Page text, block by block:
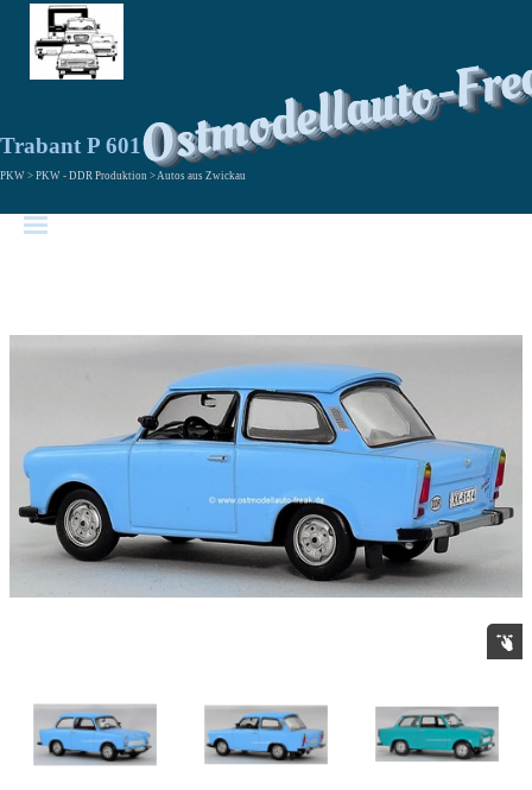
Ostmodellauto-
Trabant P 601
PKW > PKW - DDR Produktion > Autos aus Zwickau